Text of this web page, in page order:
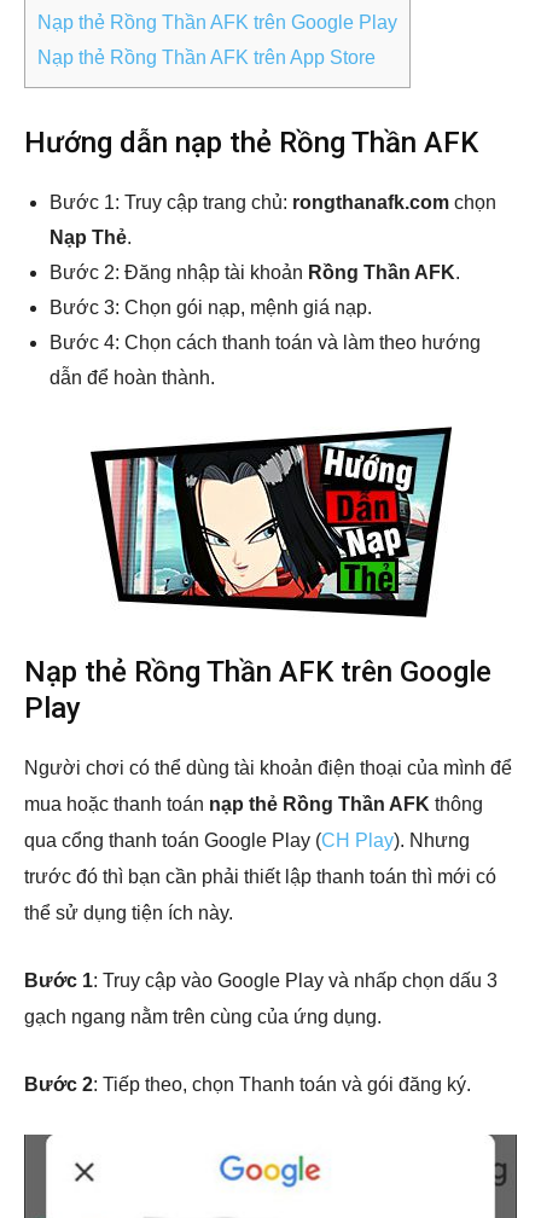
Nạp thẻ Rồng Thần AFK trên Google Play
Nạp thẻ Rồng Thần AFK trên App Store
Hướng dẫn nạp thẻ Rồng Thần AFK
Bước 1: Truy cập trang chủ: rongthanafk.com chọn
Nạp Thẻ.
Bước 2: Đăng nhập tài khoản Rồng Thần AFK.
Bước 3: Chọn gói nạp, mệnh giá nạp.
Bước 4: Chọn cách thanh toán và làm theo hướng
dẫn để hoàn thành.
Nạp thẻ Rồng Thần AFK trên Google
Play
Người chơi có thể dùng tài khoản điện thoại của mình để
mua hoặc thanh toán nạp thẻ Rồng Thần AFK thông
qua cổng thanh toán Google Play (CH Play). Nhưng
trước đó thì bạn cần phải thiết lập thanh toán thì mới có
thể sử dụng tiện ích này.
Bước 1: Truy cập vào Google Play và nhấp chọn dấu 3
gạch ngang nằm trên cùng của ứng dụng.
Bước 2: Tiếp theo, chọn Thanh toán và gói đăng ký.